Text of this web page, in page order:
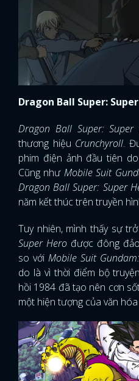
Dragon Ball Super:
Dragon Ball Super: Super
thương hiệu Crunchyroll.
phim điện ảnh đầu tiên
Cũng như Mobile Suit
Dragon Ball Super: Super
năm kết thúc trên truyền
Tuy nhiên, mình thấy sự
Super Hero được đông
so với Mobile Suit
do là vì thời điểm bộ
hồi 1984 đã tạo nên cơn
một hiện tượng của văn